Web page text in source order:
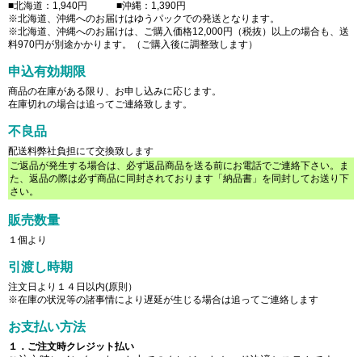
■北海道：1,940円 ■沖縄：1,390円
※北海道、沖縄へのお届けはゆうパックでの発送となります。
※北海道、沖縄へのお届けは、ご購入価格12,000円（税抜）以上の場合も、送
料970円が別途かかります。（ご購入後に調整致します）
申込有効期限
商品の在庫がある限り、お申し込みに応じます。
在庫切れの場合は追ってご連絡致します。
不良品
配送料弊社負担にて交換致します
ご返品が発生する場合は、必ず返品商品を送る前にお電話でご連絡下さい。ま
た、返品の際は必ず商品に同封されております「納品書」を同封してお送り下
さい。
販売数量
１個より
引渡し時期
注文日より１４日以内(原則）
※在庫の状況等の諸事情により遅延が生じる場合は追ってご連絡します
お支払い方法
１．ご注文時クレジット払い